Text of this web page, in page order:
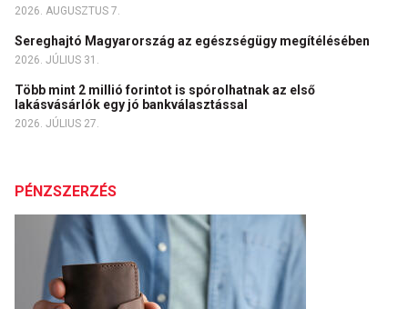
2026. AUGUSZTUS 7.
Sereghajtó Magyarország az egészségügy megítélésében
2026. JÚLIUS 31.
Több mint 2 millió forintot is spórolhatnak az első
lakásvásárlók egy jó bankválasztással
2026. JÚLIUS 27.
PÉNZSZERZÉS